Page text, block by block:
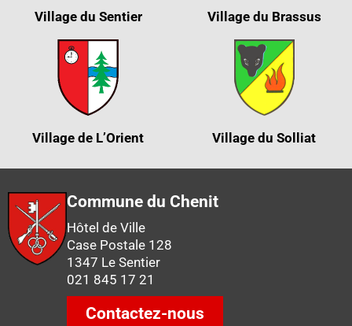
Village du Sentier Village du Brassus
Village de L’Orient Village du Solliat
Commune du Chenit
Hôtel de Ville
Case Postale 128
1347 Le Sentier
021 845 17 21
Contactez-nous